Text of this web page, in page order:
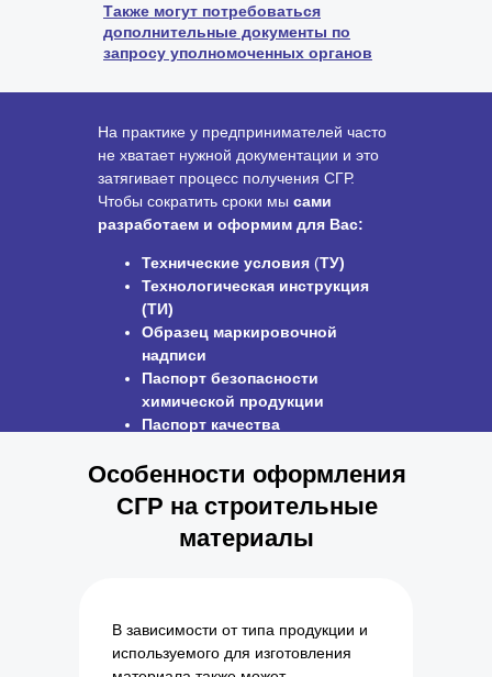
Также могут потребоваться
дополнительные документы по
запросу уполномоченных органов
На практике у предпринимателей часто
не хватает нужной документации и это
затягивает процесс получения СГР.
Чтобы сократить сроки мы сами
разработаем и оформим для Вас:
Технические условия (ТУ)
Технологическая инструкция
(ТИ)
Образец маркировочной
надписи
Паспорт безопасности
химической продукции
Паспорт качества
Особенности оформления
СГР на строительные
материалы
В зависимости от типа продукции и
используемого для изготовления